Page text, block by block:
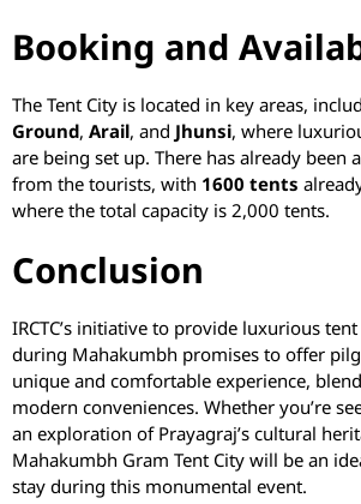
Booking and
The Tent City is located in key areas,
Ground, Arail, and Jhunsi, where
are being set up. There has already been
from the tourists, with 1600 tents
where the total capacity is 2,000 tents.
Conclusion
IRCTC’s initiative to provide luxurious
during Mahakumbh promises to offer
unique and comfortable experience,
modern conveniences. Whether you’re
an exploration of Prayagraj’s cultural
Mahakumbh Gram Tent City will be an
stay during this monumental event.